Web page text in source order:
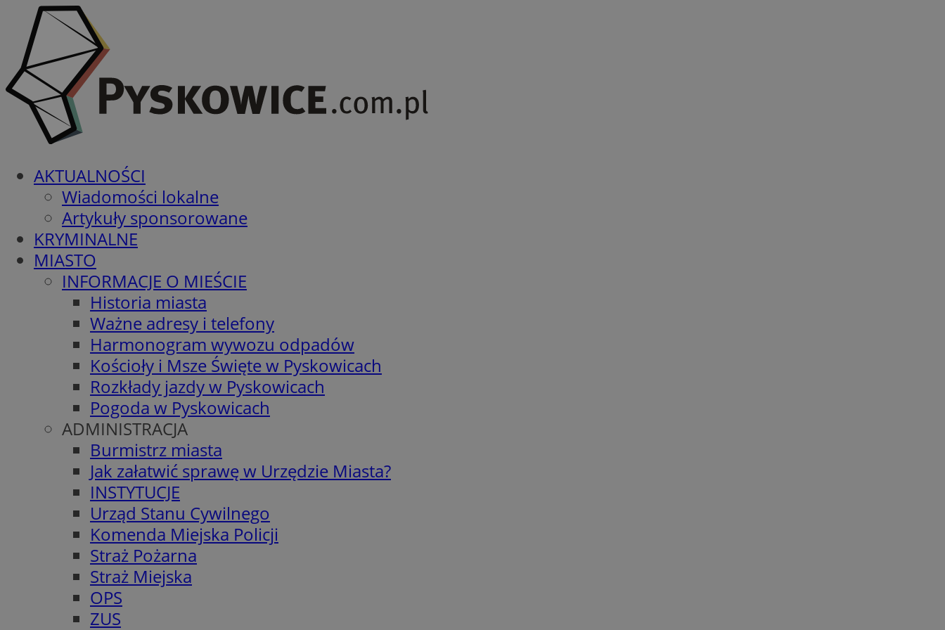
AKTUALNOŚCI
Wiadomości lokalne
Artykuły sponsorowane
KRYMINALNE
MIASTO
INFORMACJE O MIEŚCIE
Historia miasta
Ważne adresy i telefony
Harmonogram wywozu odpadów
Kościoły i Msze Święte w Pyskowicach
Rozkłady jazdy w Pyskowicach
Pogoda w Pyskowicach
ADMINISTRACJA
Burmistrz miasta
Jak załatwić sprawę w Urzędzie Miasta?
INSTYTUCJE
Urząd Stanu Cywilnego
Komenda Miejska Policji
Straż Pożarna
Straż Miejska
OPS
ZUS